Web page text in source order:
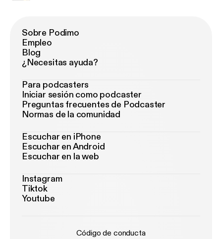
Sobre Podimo
Empleo
Blog
¿Necesitas ayuda?
Para podcasters
Iniciar sesión como podcaster
Preguntas frecuentes de Podcaster
Normas de la comunidad
Escuchar en iPhone
Escuchar en Android
Escuchar en la web
Instagram
Tiktok
Youtube
Código de conducta